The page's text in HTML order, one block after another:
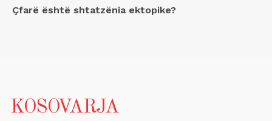
Çfarë është shtatzënia ektopike?
KOSOVARJA